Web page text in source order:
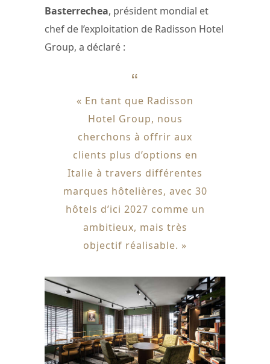
Basterrechea, président mondial et
chef de l’exploitation de Radisson Hotel
Group, a déclaré :
« En tant que Radisson
Hotel Group, nous
cherchons à offrir aux
clients plus d’options en
Italie à travers différentes
marques hôtelières, avec 30
hôtels d’ici 2027 comme un
ambitieux, mais très
objectif réalisable. »